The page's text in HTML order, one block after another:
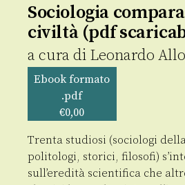
Sociologia
civiltà (pdf
a cura di Leonardo
Ebook formato
.pdf
€0,00
Trenta studiosi (sociologi
politologi, storici, filosofi)
sull’eredità scientifica che